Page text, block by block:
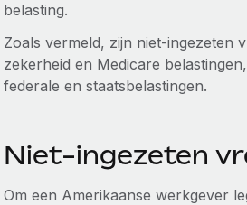
belasting.
Zoals vermeld, zijn niet-ingezeten
zekerheid en Medicare
federale en staatsbelastingen.
Niet-ingezeten
Om een Amerikaanse werkgever